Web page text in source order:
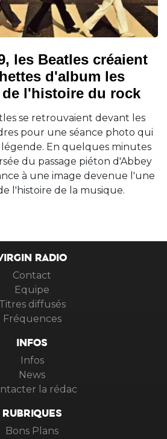
les Beatles créaient
d'album les
l'histoire du rock
se retrouvaient devant les
pour une séance photo qui
En quelques minutes
du passage piéton d'Abbey
à une image devenue l'une
l'histoire de la musique.
RADIO
Contact
Equipe
Titres diffusés
Fréquences
INFOS
Infos
News
la rédac
RUBRIQUES
Bons Plans